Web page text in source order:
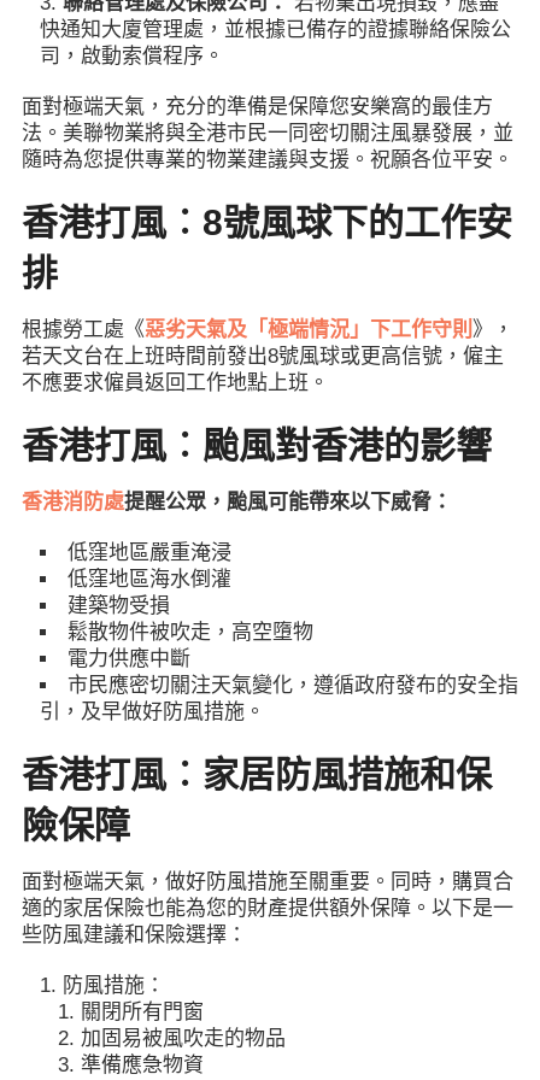
快通知大廈管理處，並根據已備存的證據聯絡保險公
司，啟動索償程序。
面對極端天氣，充分的準備是保障您安樂窩的最佳方
法。美聯物業將與全港市民一同密切關注風暴發展，並
隨時為您提供專業的物業建議與支援。祝願各位平安。
香港打風︰8號風球下的工作安
排
根據勞工處《惡劣天氣及「極端情況」下工作守則 》，
若天文台在上班時間前發出8號風球或更高信號，僱主
不應要求僱員返回工作地點上班。
香港打風︰颱風對香港的影響
香港消防處提醒公眾，颱風可能帶來以下威脅：
低窪地區嚴重淹浸
低窪地區海水倒灌
建築物受損
鬆散物件被吹走，高空墮物
電力供應中斷
市民應密切關注天氣變化，遵循政府發布的安全指
引，及早做好防風措施。
香港打風︰家居防風措施和保
險保障
面對極端天氣，做好防風措施至關重要。同時，購買合
適的家居保險也能為您的財產提供額外保障。以下是一
些防風建議和保險選擇：
防風措施：
關閉所有門窗
加固易被風吹走的物品
準備應急物資